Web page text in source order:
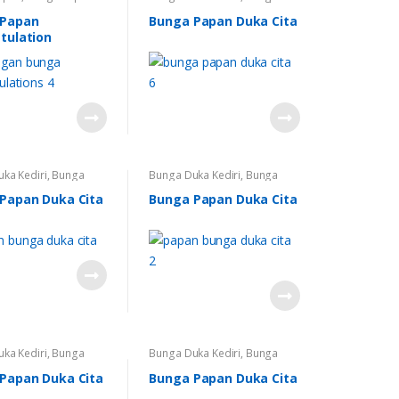
Kertosono
Congratulation
,Bunga Papan
Nganjuk
Congratulations
Papan Ucapan
,Bunga
Selamat Pare
Bunga
Papan Bunga Papan Duka
Cita,Bunga Papan Duka Cita
Nganjuk ,Bunga Papan Duka
Bunga Papan Duka Cita
Kediri, Bunga
Bunga Papan Duka
Papan Duka Cita
,Bunga Papan
Cita Pare
Cita Trenggalek,
Bunga
Duka Cita
Bunga Duka Kediri, Bunga
Papan Bunga Papan Duka
Cita,Karangan Bunga,
Karangan Bunga di Kediri
Bunga Papan Duka Cita
Kediri, Bunga
Bunga Papan Duka
Papan Duka Cita
,Bunga Papan
Duka Cita
Bunga Duka Kediri, Bunga
Papan Bunga Papan Duka
Cita,Karangan Bunga
Bunga Papan Duka Cita